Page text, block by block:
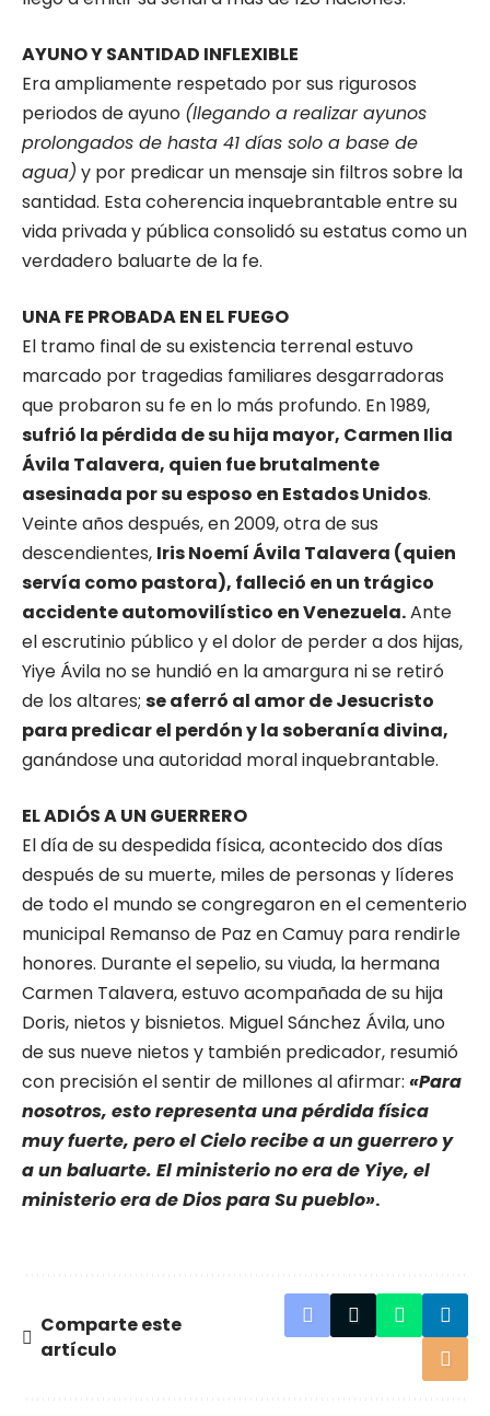
AYUNO Y SANTIDAD INFLEXIBLE
Era ampliamente respetado por sus rigurosos
periodos de ayuno (llegando a realizar ayunos
prolongados de hasta 41 días solo a base de
agua) y por predicar un mensaje sin filtros sobre la
santidad. Esta coherencia inquebrantable entre su
vida privada y pública consolidó su estatus como un
verdadero baluarte de la fe.
UNA FE PROBADA EN EL FUEGO
El tramo final de su existencia terrenal estuvo
marcado por tragedias familiares desgarradoras
que probaron su fe en lo más profundo. En 1989,
sufrió la pérdida de su hija mayor, Carmen Ilia
Ávila Talavera, quien fue brutalmente
asesinada por su esposo en Estados Unidos.
Veinte años después, en 2009, otra de sus
descendientes, Iris Noemí Ávila Talavera (quien
servía como pastora), falleció en un trágico
accidente automovilístico en Venezuela.Ante
el escrutinio público y el dolor de perder a dos hijas,
Yiye Ávila no se hundió en la amargura ni se retiró
de los altares; se aferró al amor de Jesucristo
para predicar el perdón y la soberanía divina,
ganándose una autoridad moral inquebrantable.
EL ADIÓS A UN GUERRERO
El día de su despedida física, acontecido dos días
después de su muerte, miles de personas y líderes
de todo el mundo se congregaron en el cementerio
municipal Remanso de Paz en Camuy para rendirle
honores. Durante el sepelio, su viuda, la hermana
Carmen Talavera, estuvo acompañada de su hija
Doris, nietos y bisnietos. Miguel Sánchez Ávila, uno
de sus nueve nietos y también predicador, resumió
con precisión el sentir de millones al afirmar: «Para
nosotros, esto representa una pérdida física
muy fuerte, pero el Cielo recibe a un guerrero y
a un baluarte. El ministerio no era de Yiye, el
ministerio era de Dios para Su pueblo».
Comparte este
artículo